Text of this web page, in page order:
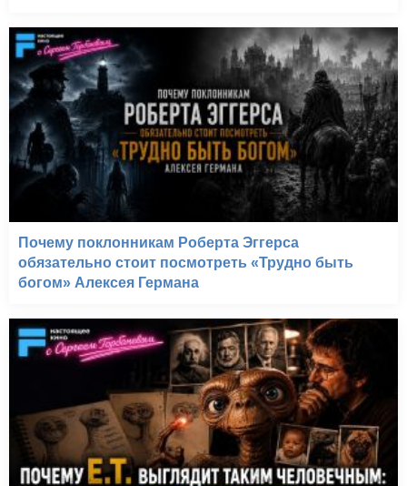
Почему поклонникам Роберта Эггерса
обязательно стоит посмотреть «Трудно быть
богом» Алексея Германа